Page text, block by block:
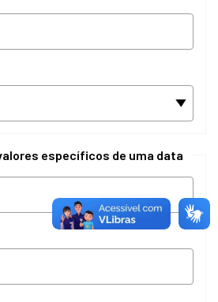
específicos de uma data